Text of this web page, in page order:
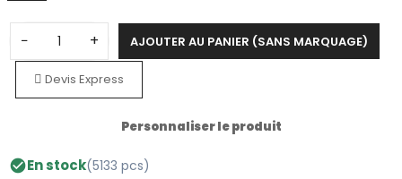
− + AJOUTER AU PANIER (SANS MARQUAGE)
Devis Express
Personnaliser le produit
check_circleEn stock(5133 pcs)